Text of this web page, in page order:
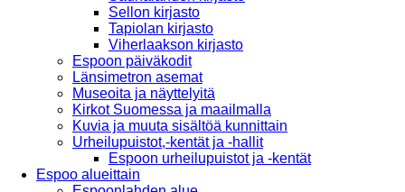
Sellon kirjasto
Tapiolan kirjasto
Viherlaakson kirjasto
Espoon päiväkodit
Länsimetron asemat
Museoita ja näyttelyitä
Kirkot Suomessa ja maailmalla
Kuvia ja muuta sisältöä kunnittain
Urheilupuistot,-kentät ja -hallit
Espoon urheilupuistot ja -kentät
Espoo alueittain